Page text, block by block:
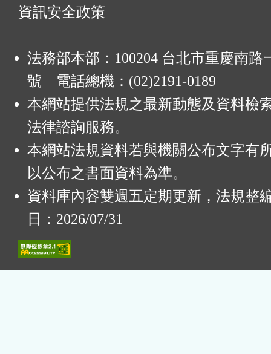
資訊安全政策
法務部本部：100204 台北市重慶南路
號 電話總機：(02)2191-0189
本網站提供法規之最新動態及資料檢
法律諮詢服務。
本網站法規資料若與機關公布文字有
以公布之書面資料為準。
資料庫內容雙週五定期更新，法規整
日：2026/07/31